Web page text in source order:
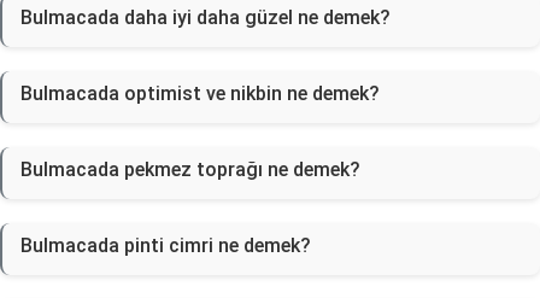
Bulmacada daha iyi daha güzel ne demek?
Bulmacada optimist ve nikbin ne demek?
Bulmacada pekmez toprağı ne demek?
Bulmacada pinti cimri ne demek?